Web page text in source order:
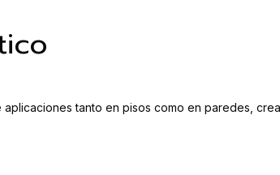
tanto en pisos como en paredes,